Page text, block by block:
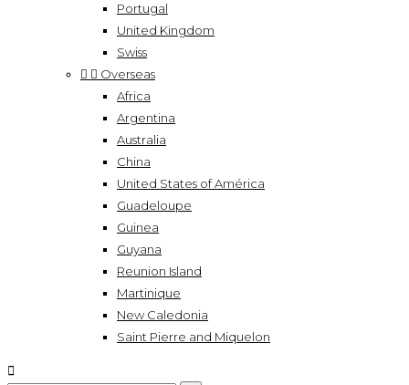
Portugal
United Kingdom
Swiss
  Overseas
Africa
Argentina
Australia
China
United States of América
Guadeloupe
Guinea
Guyana
Reunion Island
Martinique
New Caledonia
Saint Pierre and Miquelon
